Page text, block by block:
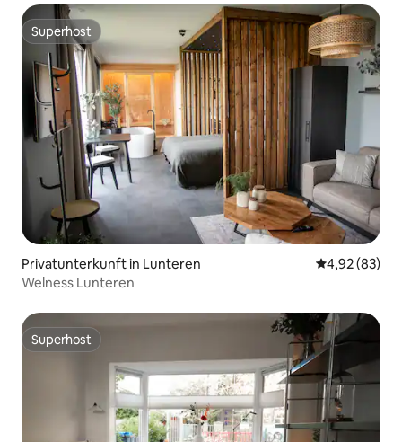
Superhost
Superhost
Privatunterkunft in Lunteren
4,92 (83)
Welness Lunteren
Superhost
Superhost